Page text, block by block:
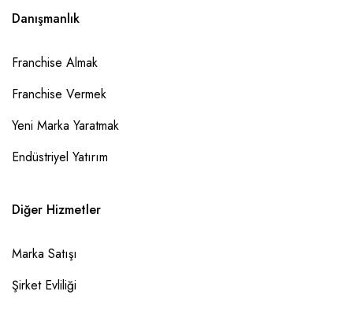
Danışmanlık
Franchise Almak
Franchise Vermek
Yeni Marka Yaratmak
Endüstriyel Yatırım
Diğer Hizmetler
Marka Satışı
Şirket Evliliği